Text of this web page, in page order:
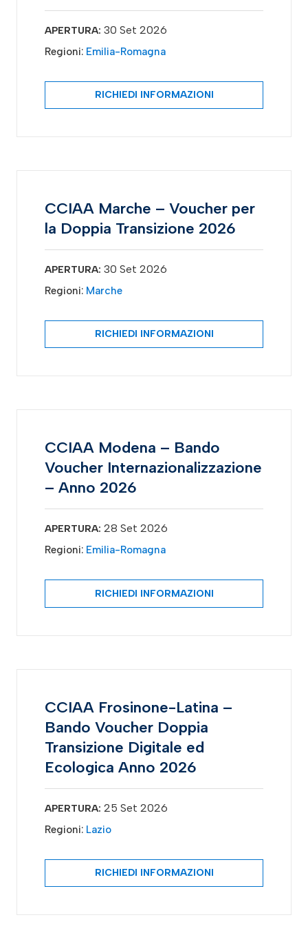
APERTURA: 30 Set 2026
Regioni: Emilia-Romagna
RICHIEDI INFORMAZIONI
CCIAA Marche – Voucher per
la Doppia Transizione 2026
APERTURA: 30 Set 2026
Regioni: Marche
RICHIEDI INFORMAZIONI
CCIAA Modena – Bando
Voucher Internazionalizzazione
– Anno 2026
APERTURA: 28 Set 2026
Regioni: Emilia-Romagna
RICHIEDI INFORMAZIONI
CCIAA Frosinone-Latina –
Bando Voucher Doppia
Transizione Digitale ed
Ecologica Anno 2026
APERTURA: 25 Set 2026
Regioni: Lazio
RICHIEDI INFORMAZIONI